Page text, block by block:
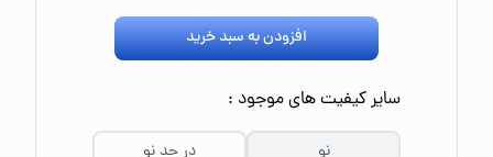
افزودن به سبد خرید
سایر کیفیت های موجود :
نو
در حد نو